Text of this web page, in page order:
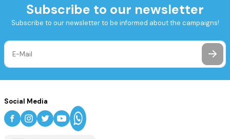
Subscribe to our newsletter
Subscribe to our newsletter to be informed about the campaigns!
Social Media